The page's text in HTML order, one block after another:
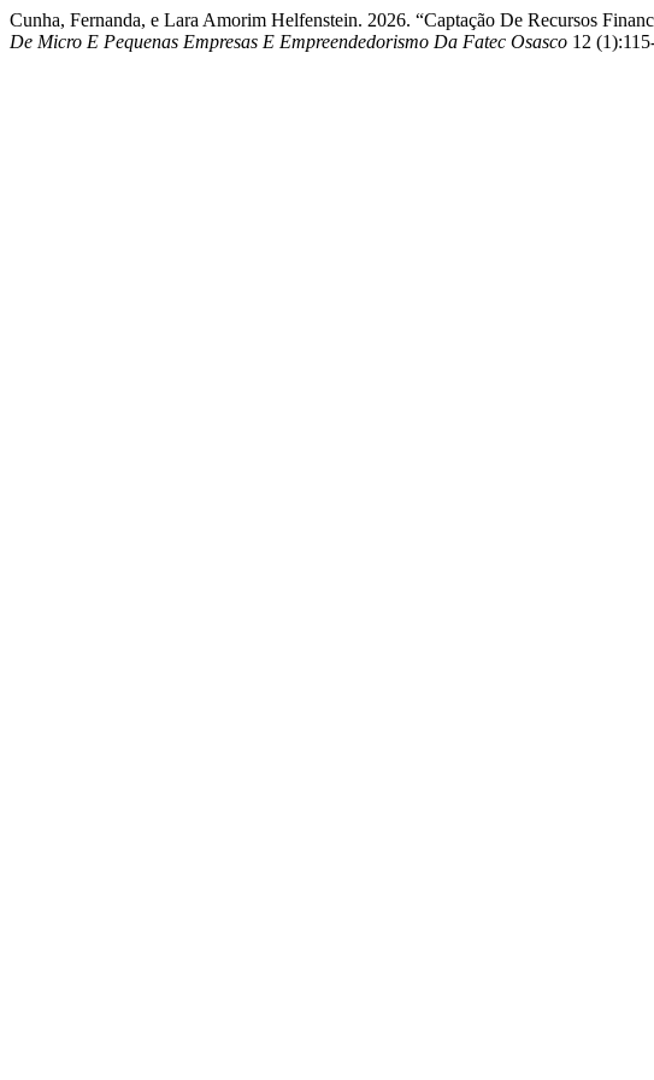
Cunha, Fernanda, e Lara Amorim Helfenstein. 2026. “Captação De Recursos
De Micro E Pequenas Empresas E Empreendedorismo Da Fatec Osasco 12